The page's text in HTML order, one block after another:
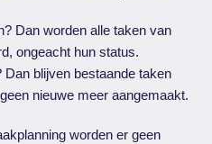
Dan worden alle taken van
ongeacht hun status.
Dan blijven bestaande taken
nieuwe meer aangemaakt.
worden er geen